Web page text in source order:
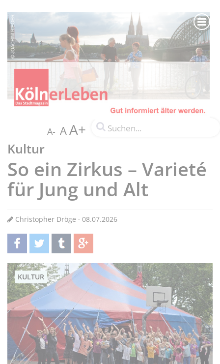
A- AA+
Kultur
So ein Zirkus – Varieté
für Jung und Alt
Christopher Dröge · 08.07.2026
teilentwittern teilen
teilen
KULTUR